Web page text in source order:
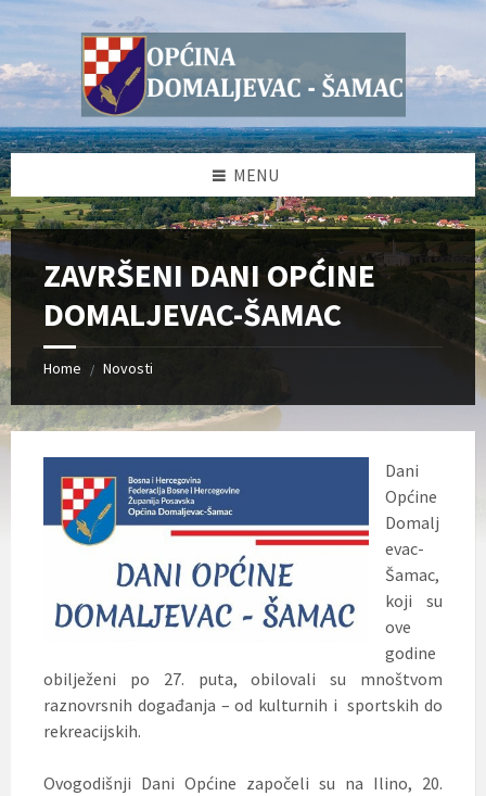
Skip
to
Skip
to
sidebar
Skip
to
sidebar
Skip
to
MENU
ZAVRŠENI DANI OPĆINE
DOMALJEVAC-ŠAMAC
Home / Novosti
Dani
Općine
Domalj
evac-
Šamac,
koji su
ove
godine
obilježeni po 27. puta, obilovali su mnoštvom
raznovrsnih događanja – od kulturnih i sportskih do
rekreacijskih.
Ovogodišnji Dani Općine započeli su na Ilino, 20.